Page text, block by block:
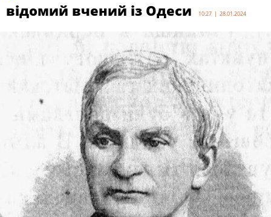
відомий вчений із Одеси
10:27 | 28.01.2024